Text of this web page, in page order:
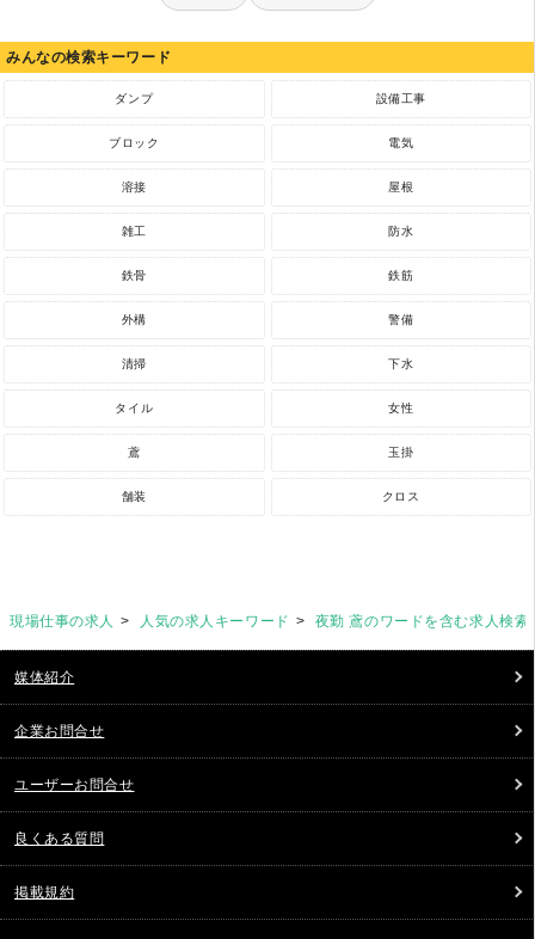
みんなの検索キーワード
ダンプ 設備工事
ブロック 電気
溶接 屋根
雑工 防水
鉄骨 鉄筋
外構 警備
清掃 下水
タイル 女性
鳶 玉掛
舗装 クロス
現場仕事の求人 人気の求人キーワード 夜勤 鳶のワードを含む求人検索
媒体紹介
企業お問合せ
ユーザーお問合せ
良くある質問
掲載規約